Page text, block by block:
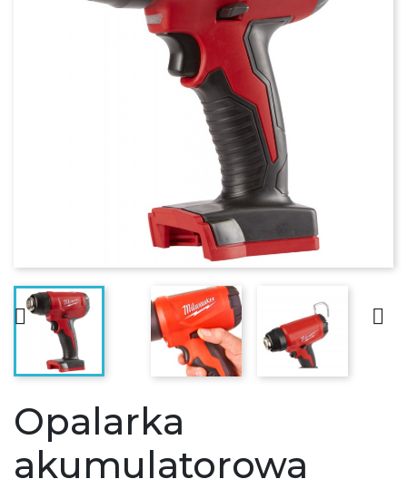
 
Opalarka
akumulatorowa